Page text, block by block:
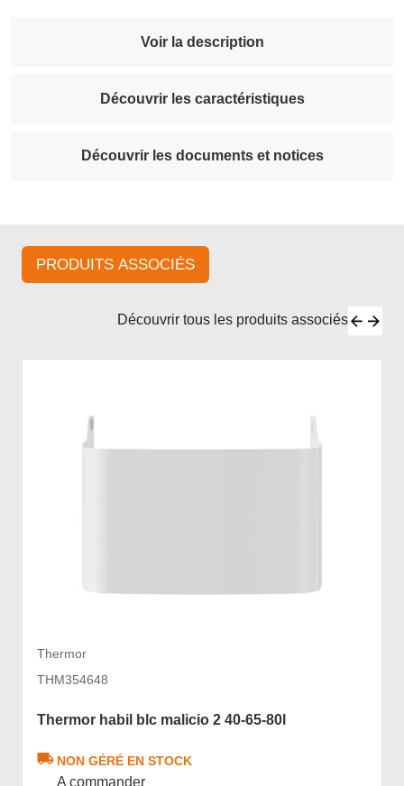
Voir la description
Découvrir les caractéristiques
Découvrir les documents et notices
PRODUITS ASSOCIÉS
Découvrir tous les produits associés
Thermor
THM354648
Thermor habil blc malicio 2 40-65-80l
NON GÉRÉ EN STOCK
A commander